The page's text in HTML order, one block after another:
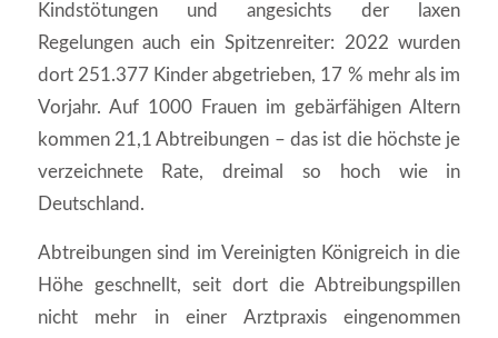
Kindstötungen und angesichts der laxen
Regelungen auch ein Spitzenreiter: 2022 wurden
dort 251.377 Kinder abgetrieben, 17 % mehr als im
Vorjahr. Auf 1000 Frauen im gebärfähigen Altern
kommen 21,1 Abtreibungen – das ist die höchste je
verzeichnete Rate, dreimal so hoch wie in
Deutschland.
Abtreibungen sind im Vereinigten Königreich in die
Höhe geschnellt, seit dort die Abtreibungspillen
nicht mehr in einer Arztpraxis eingenommen